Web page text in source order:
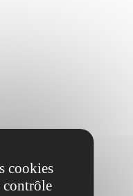
cookies
contrôle